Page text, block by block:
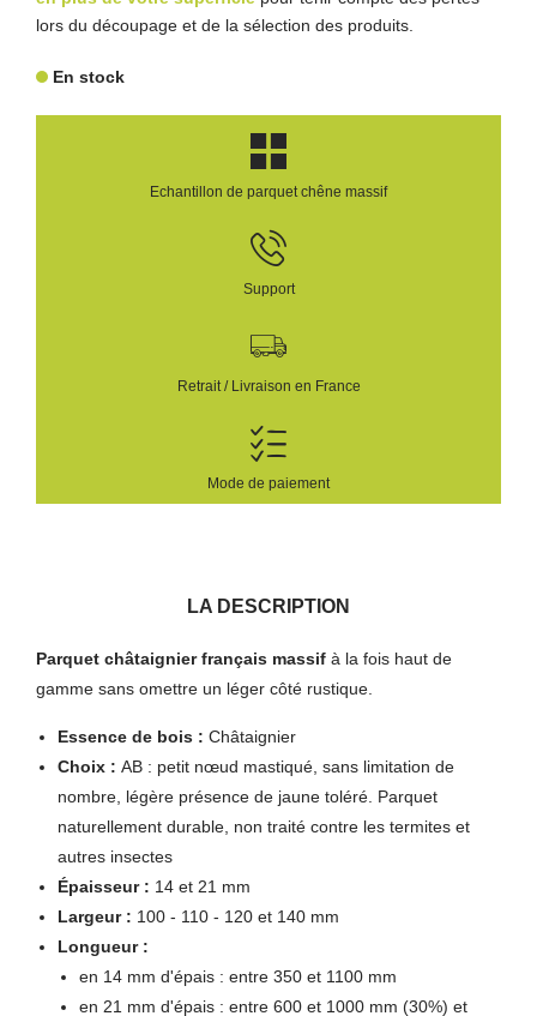
lors du découpage et de la sélection des produits.
En stock
Echantillon de parquet chêne massif
Support
Retrait / Livraison en France
Mode de paiement
LA DESCRIPTION
Parquet châtaignier français massif à la fois haut de
gamme sans omettre un léger côté rustique.
Essence de bois : Châtaignier
Choix : AB : petit nœud mastiqué, sans limitation de
nombre, légère présence de jaune toléré. Parquet
naturellement durable, non traité contre les termites et
autres insectes
Épaisseur : 14 et 21 mm
Largeur : 100 - 110 - 120 et 140 mm
Longueur :
en 14 mm d'épais : entre 350 et 1100 mm
en 21 mm d'épais : entre 600 et 1000 mm (30%) et